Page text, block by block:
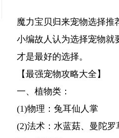
魔力宝贝归来宠物选择推
小编故人认为选择宠物就
才是最好的选择。
【最强宠物攻略大全】
一、植物类：
(1)物理：兔耳仙人掌
(2)法术：水蓝菇、曼陀罗